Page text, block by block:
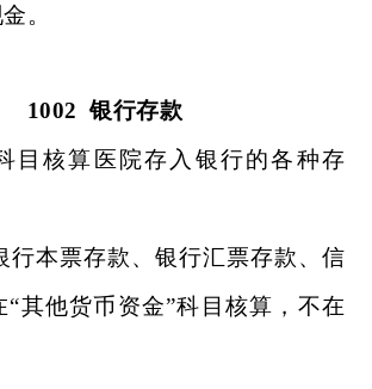
。
1002 银行存款
目核算医院存入银行的各种存
行本票存款、银行汇票存款、信
“其他货币资金”科目核算，不在